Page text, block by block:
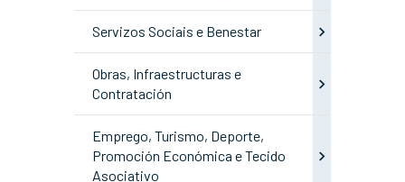
Servizos Sociais e Benestar
Obras, Infraestructuras e
Contratación
Emprego, Turismo, Deporte,
Promoción Económica e Tecido
Asociativo